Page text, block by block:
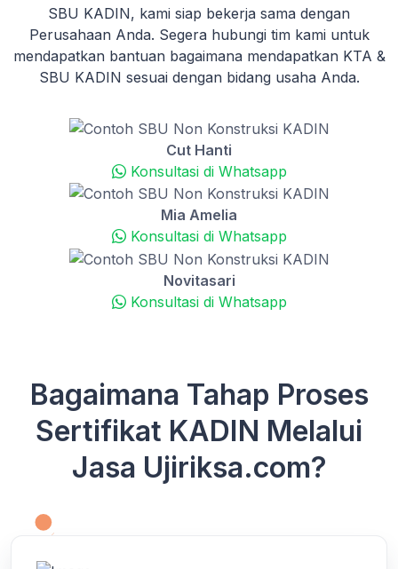
SBU KADIN, kami siap bekerja sama dengan
Perusahaan Anda. Segera hubungi tim kami untuk
mendapatkan bantuan bagaimana mendapatkan KTA &
SBU KADIN sesuai dengan bidang usaha Anda.
Cut Hanti
Konsultasi di Whatsapp
Mia Amelia
Konsultasi di Whatsapp
Novitasari
Konsultasi di Whatsapp
Bagaimana Tahap Proses
Sertifikat KADIN Melalui
Jasa Ujiriksa.com?